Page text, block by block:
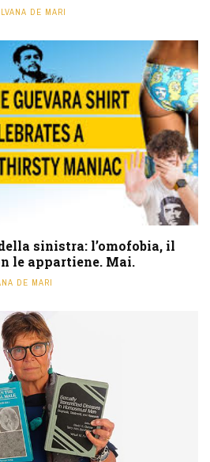
DE MARI
sinistra: l’omofobia, il
le appartiene. Mai.
DE MARI